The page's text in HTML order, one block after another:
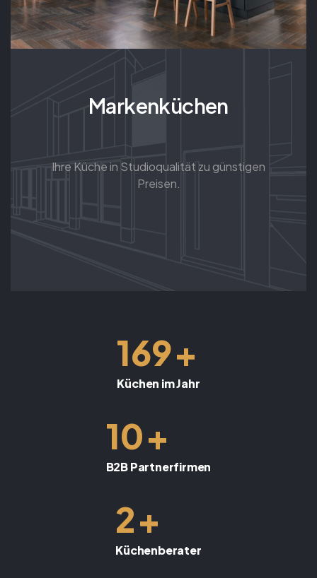
Markenküchen
Ihre Küche in Studioqualität zu günstigen
Preisen.
169+
Küchen im Jahr
10+
B2B Partnerfirmen
2+
Küchenberater